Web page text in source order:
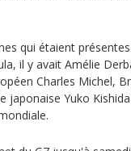
qui étaient
il y avait Amélie
Charles Michel,
japonaise Yuko